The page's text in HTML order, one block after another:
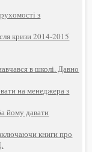
з
кризи 2014-2015
в школі. Давно
на менеджера з
йому давати
книги про